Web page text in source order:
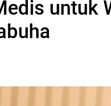
untuk